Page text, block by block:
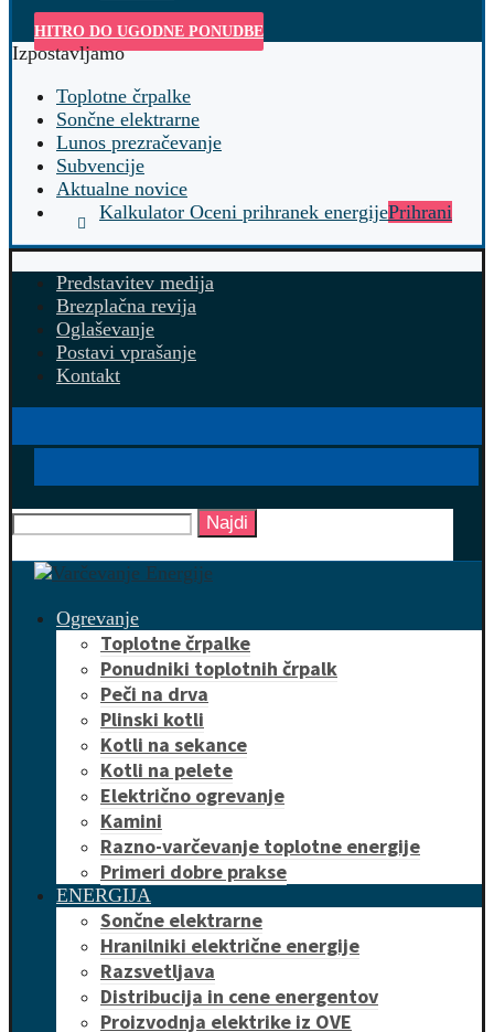
HITRO DO UGODNE PONUDBE
Izpostavljamo
Toplotne črpalke
Sončne elektrarne
Lunos prezračevanje
Subvencije
Aktualne novice
Kalkulator Oceni prihranek energijePrihrani
Predstavitev medija
Brezplačna revija
Oglaševanje
Postavi vprašanje
Kontakt
Najdi
Ogrevanje
Toplotne črpalke
Ponudniki toplotnih črpalk
Peči na drva
Plinski kotli
Kotli na sekance
Kotli na pelete
Električno ogrevanje
Kamini
Razno-varčevanje toplotne energije
Primeri dobre prakse
ENERGIJA
Sončne elektrarne
Hranilniki električne energije
Razsvetljava
Distribucija in cene energentov
Proizvodnja elektrike iz OVE